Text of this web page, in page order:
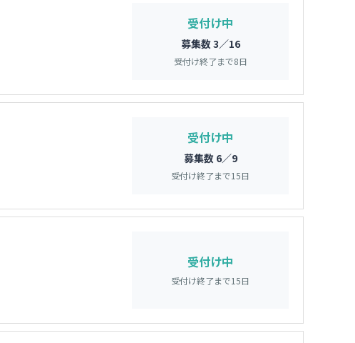
受付け中
募集数 3／16
受付け終了まで8日
受付け中
募集数 6／9
受付け終了まで15日
受付け中
受付け終了まで15日